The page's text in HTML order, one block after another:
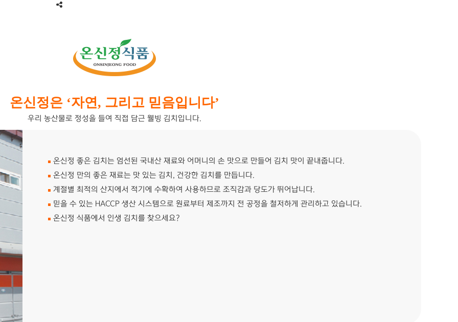
온신정은 ‘자연, 그리고 믿음입니다’
우리 농산물로 정성을 들여 직접 담근 웰빙 김치입니다.
온신정 좋은 김치는 엄선된 국내산 재료와 어머니의 손 맛으로 만들어 김치 맛이 끝내줍니다.
온신정 만의 좋은 재료는 맛 있는 김치, 건강한 김치를 만듭니다.
계절별 최적의 산지에서 적기에 수확하여 사용하므로 조직감과 당도가 뛰어납니다.
믿을 수 있는 HACCP 생산 시스템으로 원료부터 제조까지 전 공정을 철저하게 관리하고 있습니다.
온신정 식품에서 인생 김치를 찾으세요?